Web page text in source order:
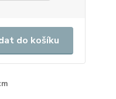
do košíku